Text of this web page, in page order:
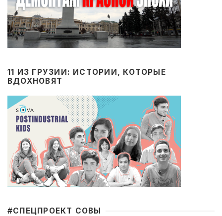
11 ИЗ ГРУЗИИ: ИСТОРИИ, КОТОРЫЕ
ВДОХНОВЯТ
#CПЕЦПРОЕКТ СОВЫ